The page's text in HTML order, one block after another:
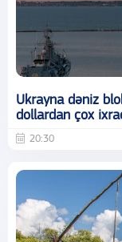
Ukrayna dəniz
dollardan çox
20:30